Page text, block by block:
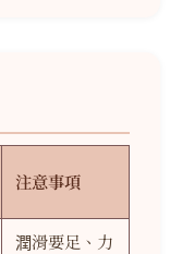
注意事項
潤滑要足、力